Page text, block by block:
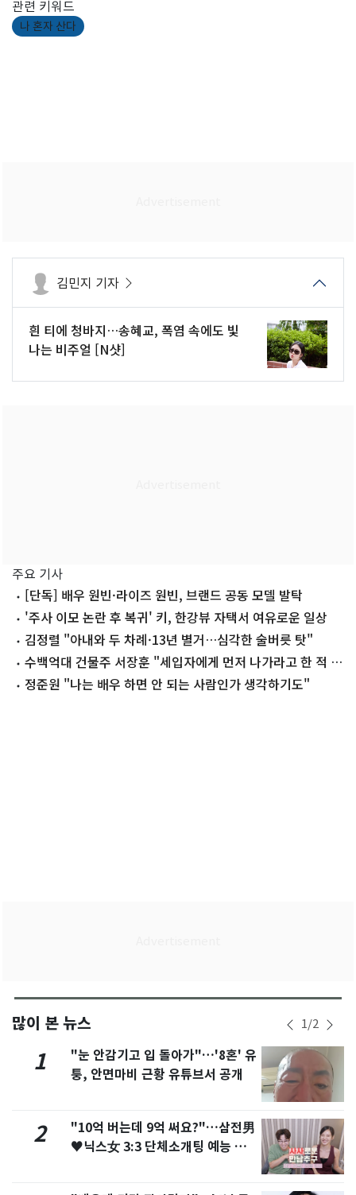
관련 키워드
나 혼자 산다
김민지 기자
흰 티에 청바지…송혜교, 폭염 속에도 빛
나는 비주얼 [N샷]
주요 기사
[단독] 배우 원빈·라이즈 원빈, 브랜드 공동 모델 발탁
'주사 이모 논란 후 복귀' 키, 한강뷰 자택서 여유로운 일상
김정렬 "아내와 두 차례·13년 별거…심각한 술버릇 탓"
수백억대 건물주 서장훈 "세입자에게 먼저 나가라고 한 적 없
어"정준원 "나는 배우 하면 안 되는 사람인가 생각하기도"
많이 본 뉴스 1/2
1
"눈 안감기고 입 돌아가"…'8혼' 유
퉁, 안면마비 근황 유튜브서 공개
2
"10억 버는데 9억 써요?"…삼전男
♥닉스女 3:3 단체소개팅 예능 화